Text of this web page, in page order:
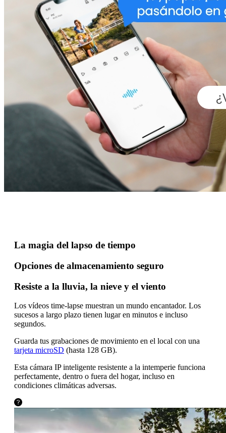
La magia del lapso de tiempo
Opciones de almacenamiento seguro
Resiste a la lluvia, la nieve y el viento
Los vídeos time-lapse muestran un mundo encantador. Los
sucesos a largo plazo tienen lugar en minutos e incluso
segundos.
Guarda tus grabaciones de movimiento en el local con una
tarjeta microSD (hasta 128 GB).
Esta cámara IP inteligente resistente a la intemperie funciona
perfectamente, dentro o fuera del hogar, incluso en
condiciones climáticas adversas.